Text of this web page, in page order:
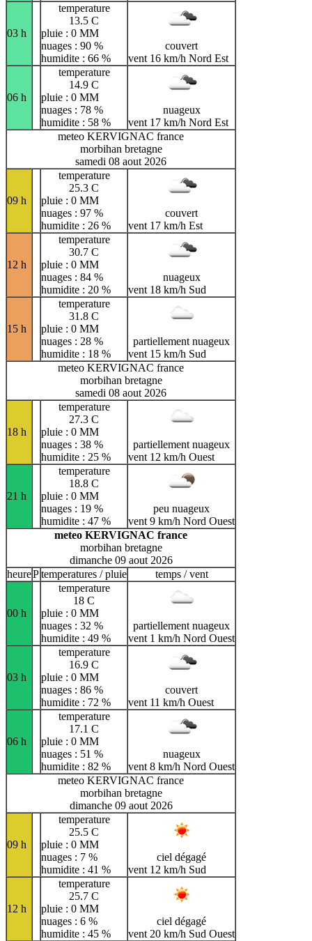
03 h
temperature
13.5 C
pluie : 0 MM
nuages : 90 %
humidite : 66 %
couvert
vent 16 km/h Nord Est
06 h
temperature
14.9 C
pluie : 0 MM
nuages : 78 %
humidite : 58 %
nuageux
vent 17 km/h Nord Est
meteo KERVIGNAC france
morbihan bretagne
samedi 08 aout 2026
09 h
temperature
25.3 C
pluie : 0 MM
nuages : 97 %
humidite : 26 %
couvert
vent 17 km/h Est
12 h
temperature
30.7 C
pluie : 0 MM
nuages : 84 %
humidite : 20 %
nuageux
vent 18 km/h Sud
15 h
temperature
31.8 C
pluie : 0 MM
nuages : 28 %
humidite : 18 %
partiellement nuageux
vent 15 km/h Sud
meteo KERVIGNAC france
morbihan bretagne
samedi 08 aout 2026
18 h
temperature
27.3 C
pluie : 0 MM
nuages : 38 %
humidite : 25 %
partiellement nuageux
vent 12 km/h Ouest
21 h
temperature
18.8 C
pluie : 0 MM
nuages : 19 %
humidite : 47 %
peu nuageux
vent 9 km/h Nord Ouest
meteo KERVIGNAC france
morbihan bretagne
dimanche 09 aout 2026
heurePtemperatures / pluie temps / vent
00 h
temperature
18 C
pluie : 0 MM
nuages : 32 %
humidite : 49 %
partiellement nuageux
vent 1 km/h Nord Ouest
03 h
temperature
16.9 C
pluie : 0 MM
nuages : 86 %
humidite : 72 %
couvert
vent 11 km/h Ouest
06 h
temperature
17.1 C
pluie : 0 MM
nuages : 51 %
humidite : 82 %
nuageux
vent 8 km/h Nord Ouest
meteo KERVIGNAC france
morbihan bretagne
dimanche 09 aout 2026
09 h
temperature
25.5 C
pluie : 0 MM
nuages : 7 %
humidite : 41 %
ciel dégagé
vent 12 km/h Sud
12 h
temperature
25.7 C
pluie : 0 MM
nuages : 6 %
humidite : 45 %
ciel dégagé
vent 20 km/h Sud Ouest